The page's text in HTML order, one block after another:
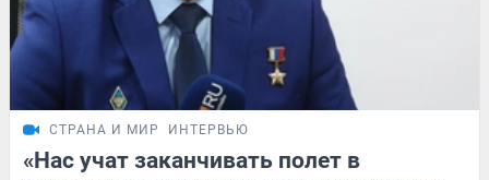
СТРАНА И МИР ИНТЕРВЬЮ
«Нас учат заканчивать полет в